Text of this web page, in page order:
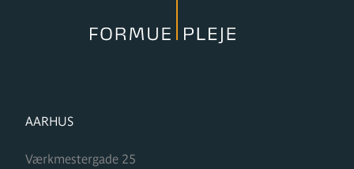
FORMUPLEJE
AARHUS
Værkmestergade 25